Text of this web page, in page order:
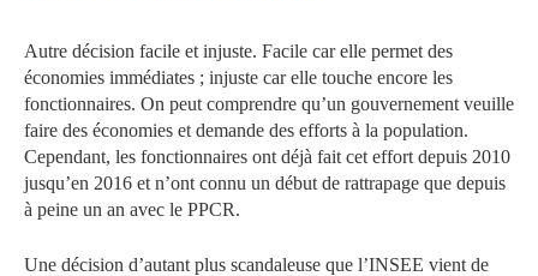
Autre décision facile et injuste. Facile car elle permet des
économies immédiates ; injuste car elle touche encore les
fonctionnaires. On peut comprendre qu’un gouvernement veuille
faire des économies et demande des efforts à la population.
Cependant, les fonctionnaires ont déjà fait cet effort depuis 2010
jusqu’en 2016 et n’ont connu un début de rattrapage que depuis
à peine un an avec le PPCR.
Une décision d’autant plus scandaleuse que l’INSEE vient de